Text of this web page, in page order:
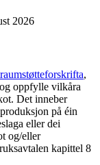
2026
,
oppfylle vilkåra
Det inneber
på éin
eller dei
og/eller
kapittel 8